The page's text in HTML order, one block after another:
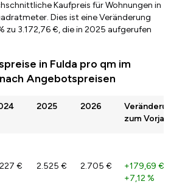
Kaufpreis für Wohnungen in
Dies ist eine Veränderung
zu 3.172,76 €, die in 2025 aufgerufen
in Fulda pro qm im
Angebotspreisen
2025 2026
zum
€ 2.525 € 2.705 € +179,69 €
+7,12 %